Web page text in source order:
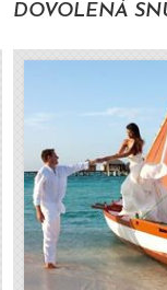
DOVOLENÁ